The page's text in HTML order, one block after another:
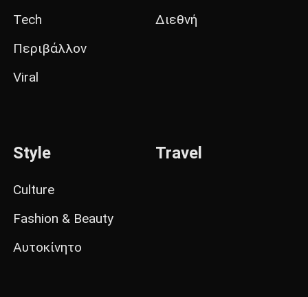
Tech
Περιβάλλον
Viral
Διεθνή
Style
Culture
Fashion & Beauty
Αυτοκίνητο
Travel